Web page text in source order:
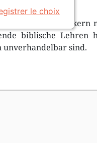
fest verankern
biblische Lehren
unverhandelbar sind.
le choix